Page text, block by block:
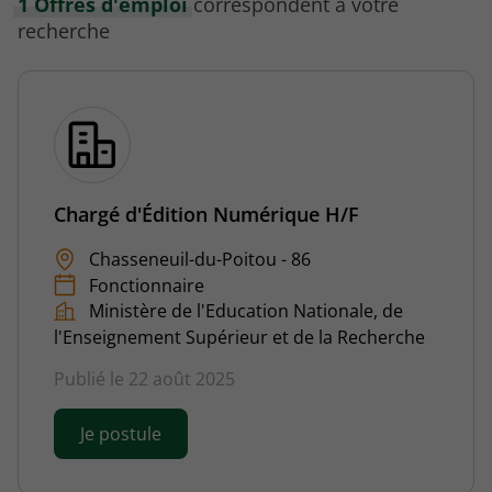
recherche
Chargé d'Édition Numérique H/F
Chasseneuil-du-Poitou - 86
Fonctionnaire
Ministère de l'Education Nationale, de
l'Enseignement Supérieur et de la Recherche
Publié le 22 août 2025
Je postule